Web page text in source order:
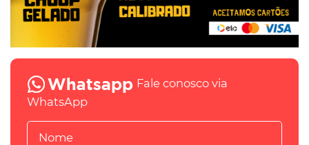
Fale conosco via
WhatsApp